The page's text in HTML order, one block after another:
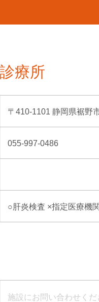
療所
〒410-1101 静岡県裾野
055-997-0486
○肝炎検査 ×指定医療機関
施設にお問い合わせくだ